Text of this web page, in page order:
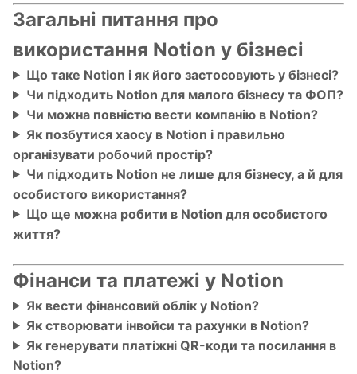
Загальні питання про
використання Notion у бізнесі
Що таке Notion і як його застосовують у бізнесі?
Чи підходить Notion для малого бізнесу та ФОП?
Чи можна повністю вести компанію в Notion?
Як позбутися хаосу в Notion і правильно
організувати робочий простір?
Чи підходить Notion не лише для бізнесу, а й для
особистого використання?
Що ще можна робити в Notion для особистого
життя?
Фінанси та платежі у Notion
Як вести фінансовий облік у Notion?
Як створювати інвойси та рахунки в Notion?
Як генерувати платіжні QR-коди та посилання в
Notion?